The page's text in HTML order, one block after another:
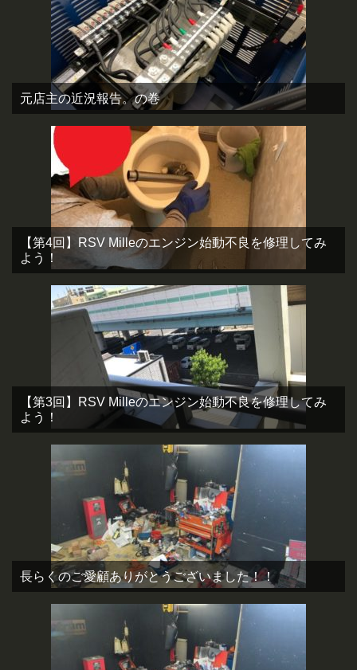
元店主の近況報告。の巻
【第4回】RSV Milleのエンジン始動不良を修理してみ
よう！
【第3回】RSV Milleのエンジン始動不良を修理してみ
よう！
長らくのご愛顧ありがとうございました！！